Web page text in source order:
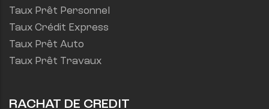
Taux Prêt Personnel
Taux Crédit Express
Taux Prêt Auto
Taux Prêt Travaux
RACHAT DE CREDIT